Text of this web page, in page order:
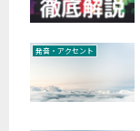
発音・アクセント